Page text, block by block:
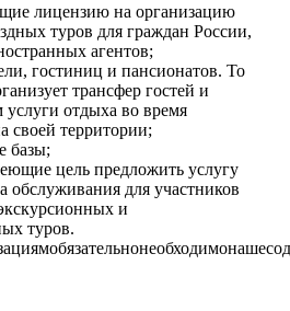
лицензию на организацию
туров для граждан России,
агентов;
гостиниц и пансионатов. То
трансфер гостей и
услуги отдыха во время
своей территории;
базы;
цель предложить услугу
обслуживания для участников
и
туров.